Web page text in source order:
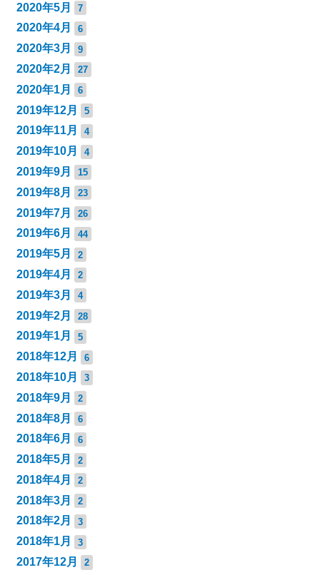
2020年5月 7
2020年4月 6
2020年3月 9
2020年2月 27
2020年1月 6
2019年12月 5
2019年11月 4
2019年10月 4
2019年9月 15
2019年8月 23
2019年7月 26
2019年6月 44
2019年5月 2
2019年4月 2
2019年3月 4
2019年2月 28
2019年1月 5
2018年12月 6
2018年10月 3
2018年9月 2
2018年8月 6
2018年6月 6
2018年5月 2
2018年4月 2
2018年3月 2
2018年2月 3
2018年1月 3
2017年12月 2